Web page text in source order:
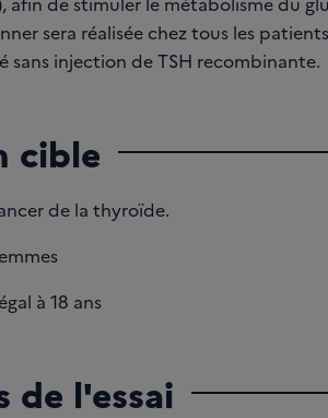
sera réalisée chez tous les
sans injection de TSH recombinante.
cible
de la thyroïde.
à 18 ans
de l'essai